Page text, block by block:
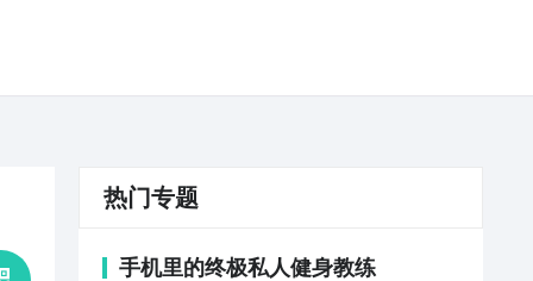
热门专题
手机里的终极私人健身教练